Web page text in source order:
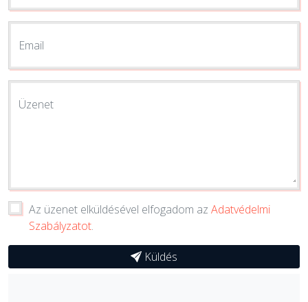
Email
Üzenet
Az üzenet elküldésével elfogadom az Adatvédelmi
Szabályzatot.
Küldés